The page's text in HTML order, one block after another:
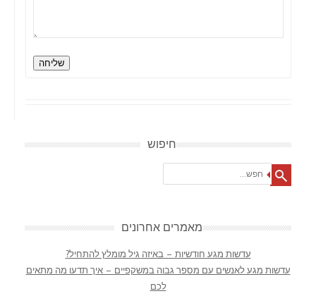
שליחה
חיפוש
מאמרים אחרונים
עדשות מגע חודשיות – באיזה גיל מומלץ להתחיל?
עדשות מגע לאנשים עם מספר גבוה במשקפיים – איך תדעו מה מתאים
לכם